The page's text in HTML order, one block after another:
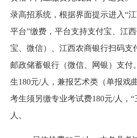
录高招系统，根据界面提示进入“
平台”缴费，平台支持支付宝、江
宝、微信）、江西农商银行扫码支
邮政储蓄银行（微信、网银）支付
生180元/人，兼报艺术类（单报戏
考生须另缴专业考试费180元/人，“
人。